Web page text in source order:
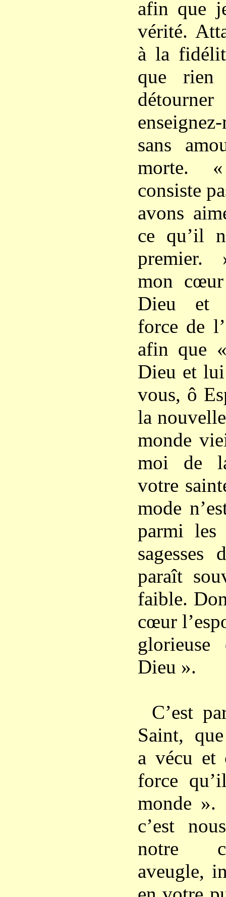
afin que
vérité.
à la
que rien
sans
morte.
consiste
avons
ce qu’il
premier.
mon
Dieu et
force de
afin que
Dieu et
vous, ô
la
monde
moi de
votre
mode
parmi
paraît
faible.
cœur
glorieuse
Dieu ».
C’est
Saint,
a vécu et
force
monde ».
c’est
notre
aveugle,